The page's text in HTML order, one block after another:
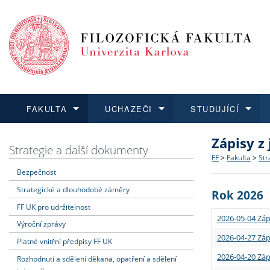
FAKULTA
Dozvědět se více
Struktura
Strategie
Podpora
UCHAZEČI
Podat přihlášku
Co
Učitelské
STUDUJÍCÍ
Dozvědět se více
Rigorózní
Dozvědět se více
O vědě a
Granty a
Dozvědět se více
Aktuální
Strategie a další dokumenty
Bezpečnost
Strategické a dlouhodobé záměry
FF UK pro udržitelnost
Výroční zprávy
Platné vnitřní předpisy FF UK
Rozhodnutí a sdělení děkana, opatření a sdělení
Zápisy
FF > Fakulta >
Rok 2026
2026-05-04
2026-04-27
2026-04-20